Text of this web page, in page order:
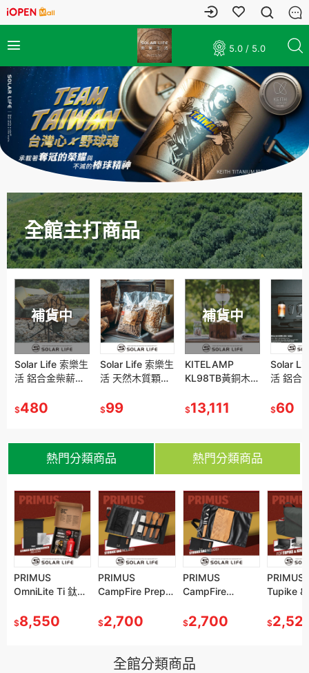
5.0 / 5.0
全館主打商品
Solar Life 索樂生
活 天然木質顆粒
購一包).露營木顆
$99
補貨中
KITELAMP
KL98TB黃銅木
燈.Tilley汽化燈
燈 KL80煤油
$13,111
Solar Life 索樂生
活 鋁合金多功能
山扣
7/8/10/11cm
$60
補
Solar
活 鋁合
疊柴火
$480
熱門分類商品 熱門分類商品
PRIMUS
OmniLite Ti 鈦合
汽化爐 321985.
露營氣化爐 攻頂
$8,550
PRIMUS
CampFire Prep
738007.刀叉匙組
戶外餐具組 居家
$2,700
PRIMUS
CampFire
刀板組 738006.
砧板刀具組 不鏽
刀
$2,700
PRIMUS
Tupike &
741190.
納袋 烤
$
Ti 鈦合
321985.
爐 攻頂
CampFire Prep
738007.刀叉匙組
戶外餐具組 居家
$ 2,700
CampFire
刀板組 738006.
砧板刀具組 不鏽
刀
$ 2,700
PRIMUS Bag for
Tupike & Kinjia
741190.烤肉爐收
納袋 烤爐提袋
$ 2,520
全館分類商品